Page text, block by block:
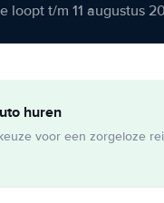
loopt t/m 11 augustus
huren
voor een zorgeloze